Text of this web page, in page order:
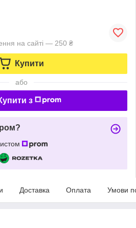
на сайті — 250 ₴
Купити
або
з
Доставка Оплата Умови